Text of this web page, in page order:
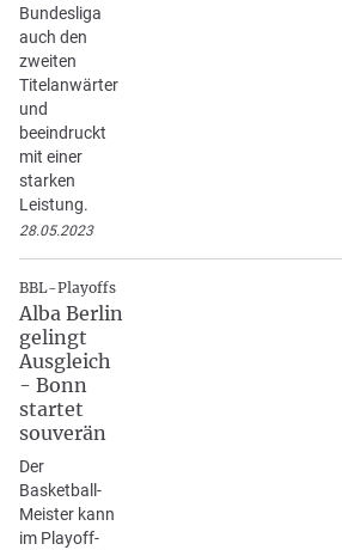
Bundesliga
auch den
zweiten
Titelanwärter
und
beeindruckt
mit einer
starken
Leistung.
28.05.2023
BBL-Playoffs
Alba Berlin
gelingt
Ausgleich
- Bonn
startet
souverän
Der
Basketball-
Meister kann
im Playoff-